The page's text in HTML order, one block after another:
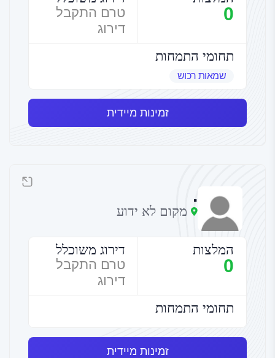
0
טרם התקבל
דירוג
תחומי התמחות
שמאות רכוש
זמינות מיידית
.
מקום לא ידוע
המלצות
0
דירוג משוכלל
טרם התקבל
דירוג
תחומי התמחות
זמינות מיידית